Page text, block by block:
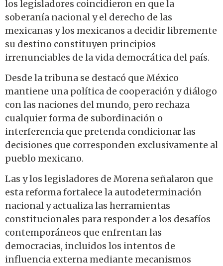
los legisladores coincidieron en que la
soberanía nacional y el derecho de las
mexicanas y los mexicanos a decidir libremente
su destino constituyen principios
irrenunciables de la vida democrática del país.
Desde la tribuna se destacó que México
mantiene una política de cooperación y diálogo
con las naciones del mundo, pero rechaza
cualquier forma de subordinación o
interferencia que pretenda condicionar las
decisiones que corresponden exclusivamente al
pueblo mexicano.
Las y los legisladores de Morena señalaron que
esta reforma fortalece la autodeterminación
nacional y actualiza las herramientas
constitucionales para responder a los desafíos
contemporáneos que enfrentan las
democracias, incluidos los intentos de
influencia externa mediante mecanismos